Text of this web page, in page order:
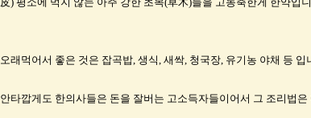
오래먹어서 좋은 것은 잡곡밥, 생식, 새싹, 청국장, 유기농 야채 등 입
안타깝게도 한의사들은 돈을 잘버는 고소득자들이어서 그 조리법은